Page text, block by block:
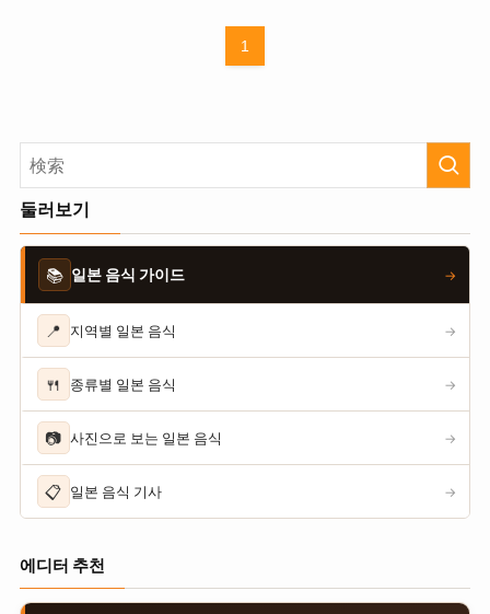
1
둘러보기
📚 일본 음식 가이드 →
📍 지역별 일본 음식 →
🍴 종류별 일본 음식 →
📷 사진으로 보는 일본 음식 →
📋 일본 음식 기사 →
에디터 추천